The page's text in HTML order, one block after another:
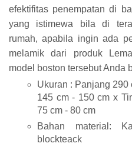
efektifitas penempatan di
yang istimewa bila di
rumah, apabila ingin ada
melamik dari produk
model boston tersebut Anda
Ukuran : Panjang 290
145 cm - 150 cm x
75 cm - 80 cm
Bahan material:
blockteack